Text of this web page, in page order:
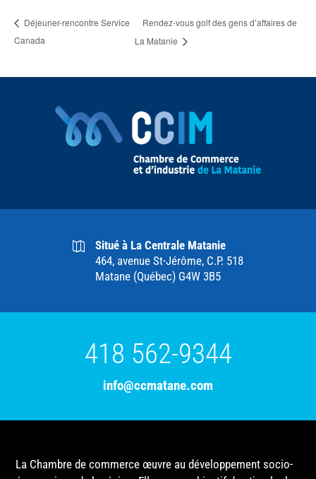
Déjeuner-rencontre Service
Canada
Rendez-vous golf des gens d’affaires de
La Matanie
Situé à La Centrale Matanie
464, avenue St-Jérôme, C.P. 518
Matane (Québec) G4W 3B5
418 562-9344
info@ccmatane.com
La Chambre de commerce œuvre au développement socio-